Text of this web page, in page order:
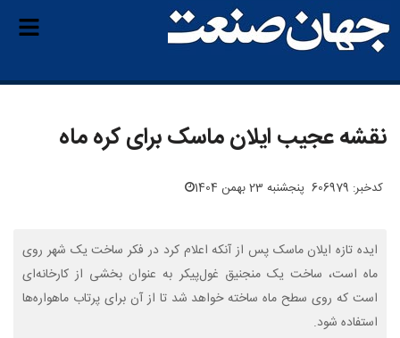
نقشه عجیب ایلان ماسک برای کره ماه
کدخبر: 606979 پنجشنبه 23 بهمن 1404
ایده تازه ایلان ماسک پس از آنکه اعلام کرد در فکر ساخت یک شهر روی
ماه است، ساخت یک منجنیق غول‌پیکر به عنوان بخشی از کارخانه‌ای
است که روی سطح ماه ساخته خواهد شد تا از آن برای پرتاب ماهواره‌ها
استفاده شود.